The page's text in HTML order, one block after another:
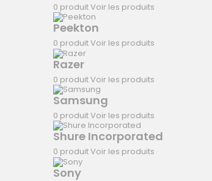
0 produitVoir les produits
Peekton
0 produitVoir les produits
Razer
0 produitVoir les produits
Samsung
0 produitVoir les produits
Shure Incorporated
0 produitVoir les produits
Sony